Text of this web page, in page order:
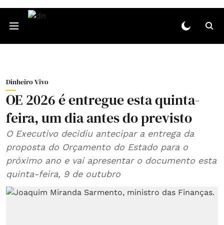
Dinheiro Vivo
OE 2026 é entregue esta quinta-
feira, um dia antes do previsto
O Executivo decidiu antecipar a entrega da
proposta do Orçamento do Estado para o
próximo ano e vai apresentar o documento esta
quinta-feira, 9 de outubro